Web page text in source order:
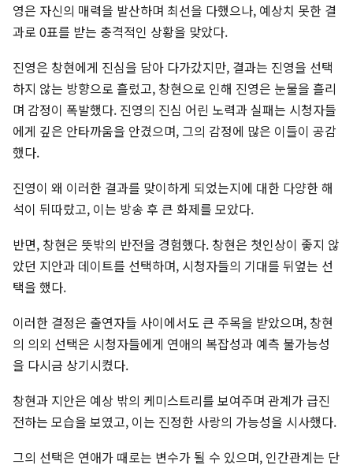
영은 자신의 매력을 발산하며 최선을 다했으나, 예상치 못한 결
과로 0표를 받는 충격적인 상황을 맞았다.
진영은 창현에게 진심을 담아 다가갔지만, 결과는 진영을 선택
하지 않는 방향으로 흘렀고, 창현으로 인해 진영은 눈물을 흘리
며 감정이 폭발했다. 진영의 진심 어린 노력과 실패는 시청자들
에게 깊은 안타까움을 안겼으며, 그의 감정에 많은 이들이 공감
했다.
진영이 왜 이러한 결과를 맞이하게 되었는지에 대한 다양한 해
석이 뒤따랐고, 이는 방송 후 큰 화제를 모았다.
반면, 창현은 뜻밖의 반전을 경험했다. 창현은 첫인상이 좋지 않
았던 지안과 데이트를 선택하며, 시청자들의 기대를 뒤엎는 선
택을 했다.
이러한 결정은 출연자들 사이에서도 큰 주목을 받았으며, 창현
의 의외 선택은 시청자들에게 연애의 복잡성과 예측 불가능성
을 다시금 상기시켰다.
창현과 지안은 예상 밖의 케미스트리를 보여주며 관계가 급진
전하는 모습을 보였고, 이는 진정한 사랑의 가능성을 시사했다.
그의 선택은 연애가 때로는 변수가 될 수 있으며, 인간관계는 단